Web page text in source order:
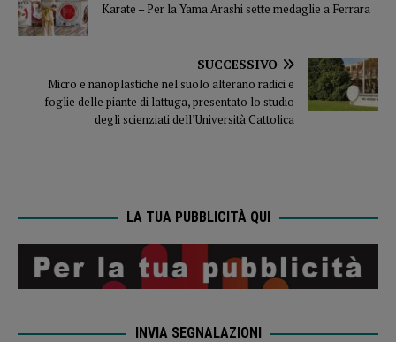
Karate – Per la Yama Arashi sette medaglie a Ferrara
SUCCESSIVO
Micro e nanoplastiche nel suolo alterano radici e
foglie delle piante di lattuga, presentato lo studio
degli scienziati dell’Università Cattolica
LA TUA PUBBLICITÀ QUI
INVIA SEGNALAZIONI